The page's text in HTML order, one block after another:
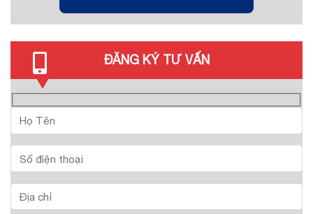
ĐĂNG KÝ TƯ VẤN